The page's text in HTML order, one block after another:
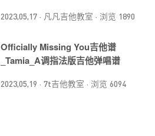
2023,05,17 · 凡凡吉他教室 · 浏览 1890
Officially Missing You吉他谱
_Tamia_A调指法版吉他弹唱谱
2023,05,19 · 7t吉他教室 · 浏览 6094